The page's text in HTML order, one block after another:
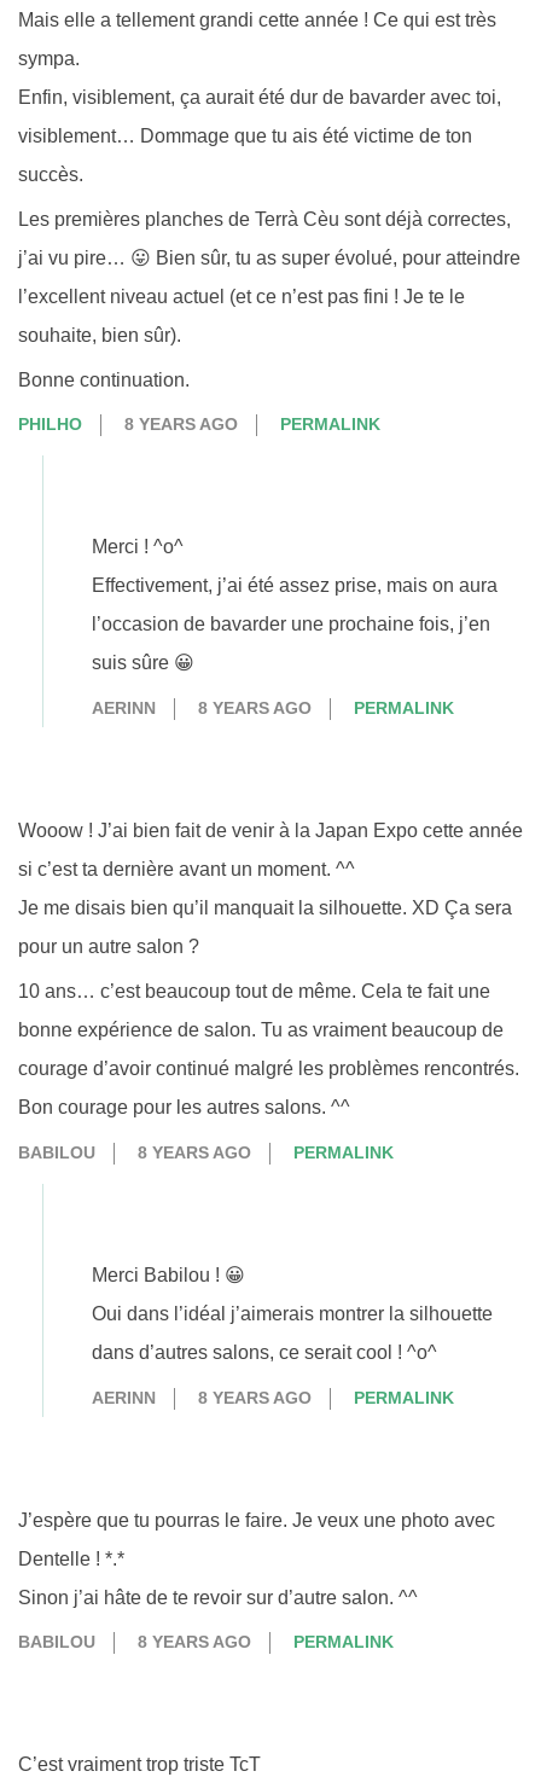
Mais elle a tellement grandi cette année ! Ce qui est très
sympa.
Enfin, visiblement, ça aurait été dur de bavarder avec toi,
visiblement… Dommage que tu ais été victime de ton
succès.
Les premières planches de Terrà Cèu sont déjà correctes,
j’ai vu pire… 😛 Bien sûr, tu as super évolué, pour atteindre
l’excellent niveau actuel (et ce n’est pas fini ! Je te le
souhaite, bien sûr).
Bonne continuation.
PHILHO 8 YEARS AGO PERMALINK
Merci ! ^o^
Effectivement, j’ai été assez prise, mais on aura
l’occasion de bavarder une prochaine fois, j’en
suis sûre 😀
AERINN 8 YEARS AGO PERMALINK
Wooow ! J’ai bien fait de venir à la Japan Expo cette année
si c’est ta dernière avant un moment. ^^
Je me disais bien qu’il manquait la silhouette. XD Ça sera
pour un autre salon ?
10 ans… c’est beaucoup tout de même. Cela te fait une
bonne expérience de salon. Tu as vraiment beaucoup de
courage d’avoir continué malgré les problèmes rencontrés.
Bon courage pour les autres salons. ^^
BABILOU 8 YEARS AGO PERMALINK
Merci Babilou ! 😀
Oui dans l’idéal j’aimerais montrer la silhouette
dans d’autres salons, ce serait cool ! ^o^
AERINN 8 YEARS AGO PERMALINK
J’espère que tu pourras le faire. Je veux une photo avec
Dentelle ! *.*
Sinon j’ai hâte de te revoir sur d’autre salon. ^^
BABILOU 8 YEARS AGO PERMALINK
C’est vraiment trop triste TcT